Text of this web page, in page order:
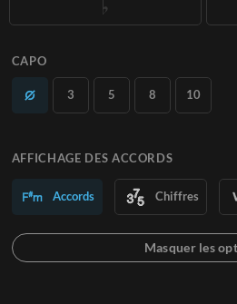
CAPO
3 5 8 10
AFFICHAGE DES ACCORDS
Accords Chiffres